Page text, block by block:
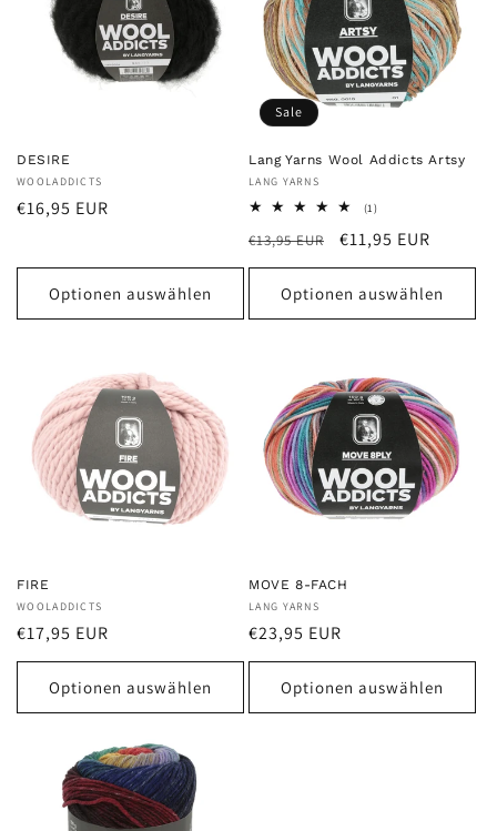
DESIRE
Anbieter:
WOOLADDICTS
Normaler
€16,95 EUR
Optionen auswählen
Sale
Lang Yarns Wool Addicts Artsy
Anbieter:
LANG YARNS
(1)1
insgesamt
Normaler
Preis
€13,95 EUR Verkaufspreis
€11,95 EUR
Optionen auswählen
FIRE
Anbieter:
WOOLADDICTS
Normaler
Preis
€17,95 EUR
Optionen auswählen
MOVE 8-FACH
Anbieter:
LANG YARNS
Normaler
Preis
€23,95 EUR
Optionen auswählen